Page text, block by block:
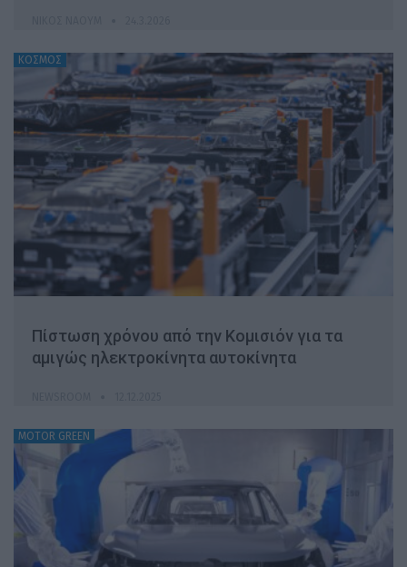
ΚΟΣΜΟΣ
Πίστωση χρόνου από την Κομισιόν για τα
αμιγώς ηλεκτροκίνητα αυτοκίνητα
MOTOR GREEN